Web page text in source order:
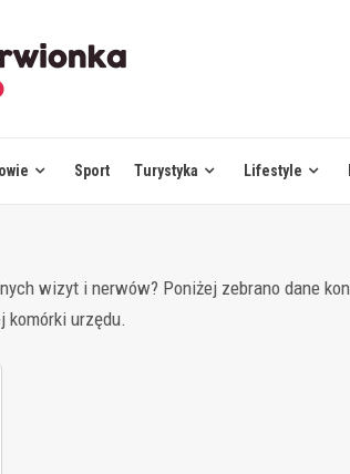
Sport Turystyka Lifestyle
wizyt i nerwów? Poniżej zebrano dane
komórki urzędu.